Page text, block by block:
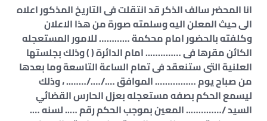
انا المحضر سالف الذكر قد انتقلت فى التاريخ المذكور اعلاه
الى حيث المعلن اليه وسلمته صورة من هذا الاعلان
وكلفته بالحضور امام محكمة ………… للامور المستعجله
الكائن مقرها فى ………….. امام الدائرة ( ) وذلك بجلستها
العلنية التى ستنعقد فى تمام الساعة التاسعة وما بعدها
من صباح يوم ……………. الموافق …./…./…….. ، وذلك
ليسمع الحكم بصفه مستعجله بعزل الحارس القضائي
السيد /………….. المعين بموجب الحكم رقم ….. لسنه ….